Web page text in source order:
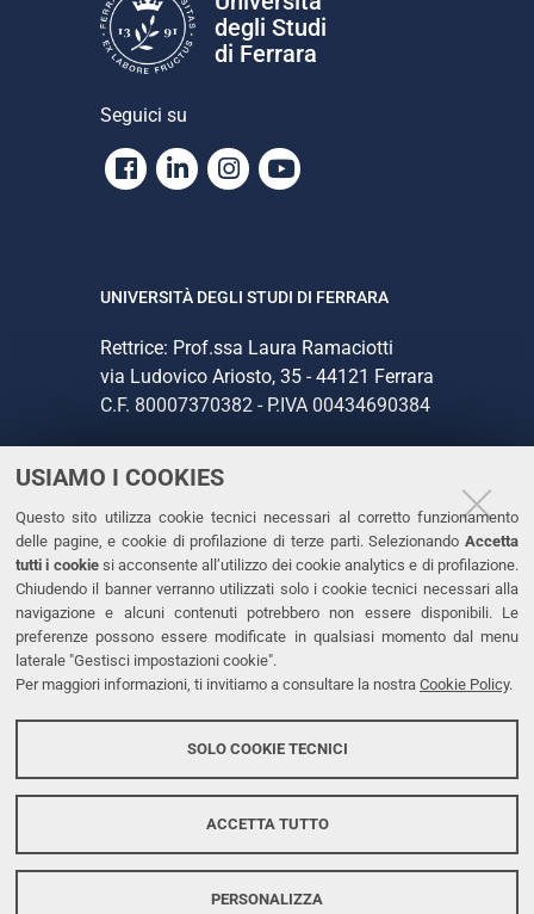
USIAMO I COOKIES
Questo sito utilizza cookie tecnici necessari al corretto funzionamento
delle pagine, e cookie di profilazione di terze parti. Selezionando Accetta
tutti i cookiesi acconsente all’utilizzo dei cookie analytics e di profilazione.
Chiudendo il banner verranno utilizzati solo i cookie tecnici necessari alla
navigazione e alcuni contenuti potrebbero non essere disponibili. Le
preferenze possono essere modificate in qualsiasi momento dal menu
laterale "Gestisci impostazioni cookie".
Per maggiori informazioni, ti invitiamo a consultare la nostra Cookie Policy.
SOLO COOKIE TECNICI
ACCETTA TUTTO
PERSONALIZZA
degli Studi
di Ferrara
Seguici su
Facebook
LinkedinInstagram
Youtube
UNIVERSITÀ DEGLI STUDI DI FERRARA
Rettrice: Prof.ssa Laura Ramaciotti
via Ludovico Ariosto, 35 - 44121 Ferrara
C.F. 80007370382 - P.IVA 00434690384
CONTATTI
Tel. +39 0532 293111
Fax. +39 0532 293031
PEC
LINKS
Dichiarazione di accessibilità
Protezione dati personali